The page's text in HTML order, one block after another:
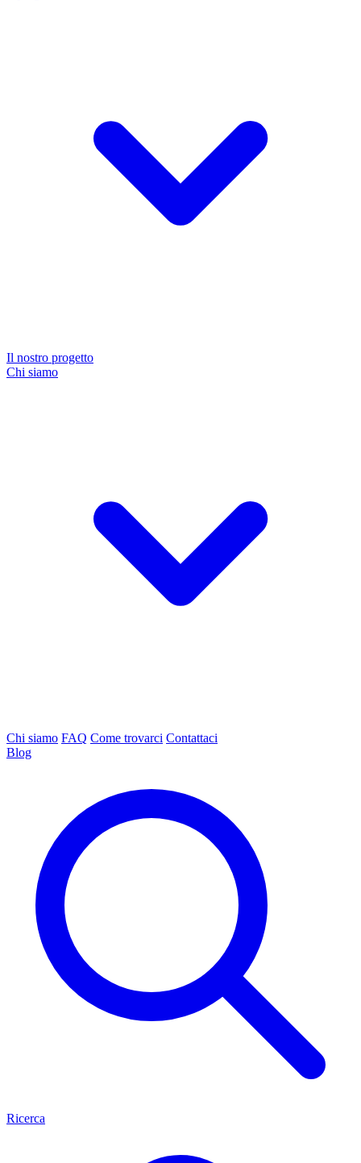
Il nostro progetto
Chi siamo
Chi siamo FAQ Come trovarci Contattaci
Blog
Ricerca